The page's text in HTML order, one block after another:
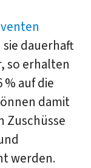
dauerhaft
so erhalten
% auf die
damit
Zuschüsse
werden.